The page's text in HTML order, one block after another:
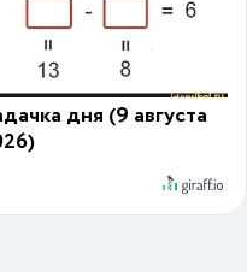
дня (9 августа